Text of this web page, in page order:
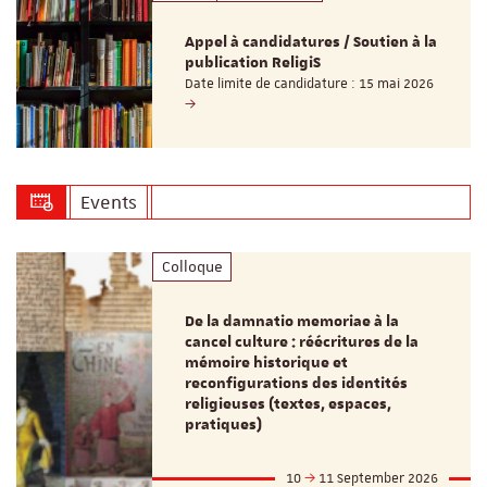
Appel à candidatures / Soutien à la
publication ReligiS
Date limite de candidature : 15 mai 2026
Events
Colloque
De la damnatio memoriae à la
cancel culture : réécritures de la
mémoire historique et
reconfigurations des identités
religieuses (textes, espaces,
pratiques)
10 11 September 2026